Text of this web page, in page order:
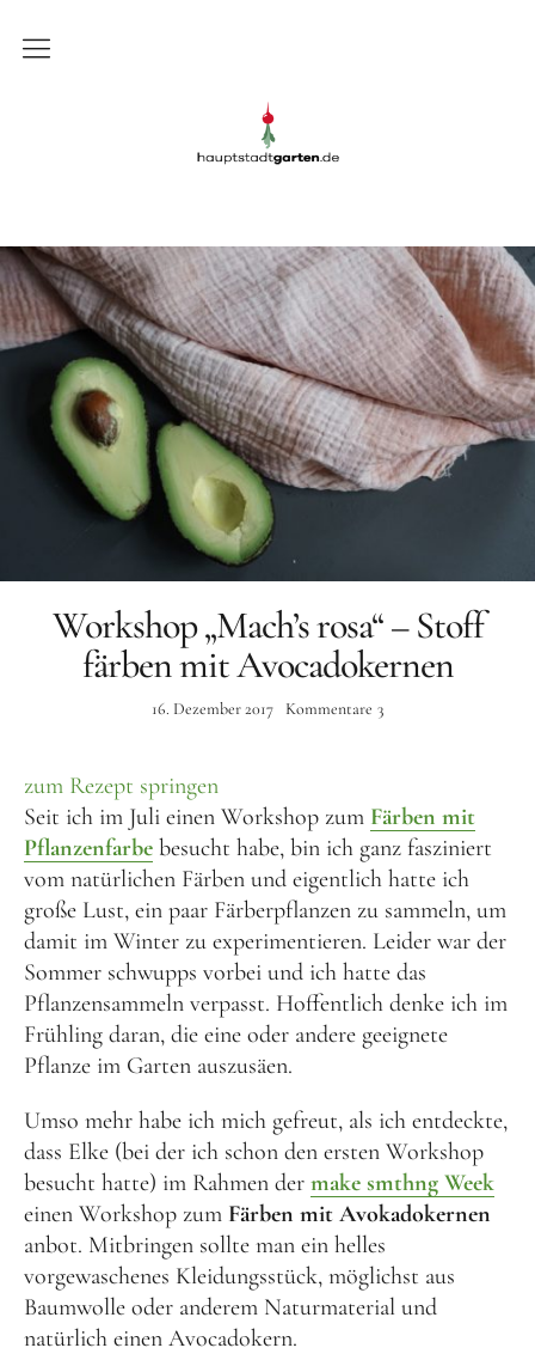
Gartenblog Hauptstadtgarten
Gartenblog
Garten
Balkon
Rezepte
DIY
Presse
Workshop „Mach’s rosa“ – Stoff
färben mit Avocadokernen
16. Dezember 2017 Kommentare 3
zum Rezept springen
Seit ich im Juli einen Workshop zum Färben mit
Pflanzenfarbe besucht habe, bin ich ganz fasziniert
vom natürlichen Färben und eigentlich hatte ich
große Lust, ein paar Färberpflanzen zu sammeln, um
damit im Winter zu experimentieren. Leider war der
Sommer schwupps vorbei und ich hatte das
Pflanzensammeln verpasst. Hoffentlich denke ich im
Frühling daran, die eine oder andere geeignete
Pflanze im Garten auszusäen.
Umso mehr habe ich mich gefreut, als ich entdeckte,
dass Elke (bei der ich schon den ersten Workshop
besucht hatte) im Rahmen der make smthng Week
einen Workshop zum Färben mit Avokadokernen
anbot. Mitbringen sollte man ein helles
vorgewaschenes Kleidungsstück, möglichst aus
Baumwolle oder anderem Naturmaterial und
natürlich einen Avocadokern.